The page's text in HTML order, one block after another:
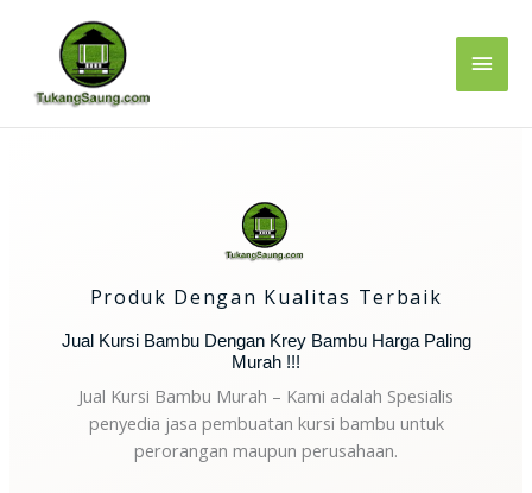
Produk Dengan Kualitas Terbaik
Jual Kursi Bambu Dengan Krey Bambu Harga Paling
Murah !!!
Jual Kursi Bambu Murah – Kami adalah Spesialis
penyedia jasa pembuatan kursi bambu untuk
perorangan maupun perusahaan.